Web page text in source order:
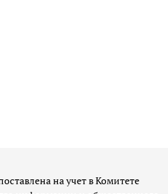
на учет в Комитете